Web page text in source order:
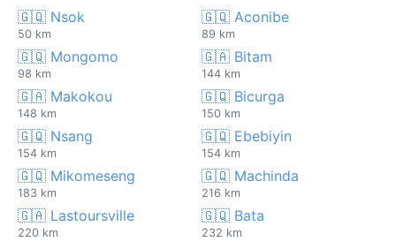
🇬🇶 Nsok
50 km
🇬🇶 Aconibe
89 km
🇬🇶 Mongomo
98 km
🇬🇦 Bitam
144 km
🇬🇦 Makokou
148 km
🇬🇶 Bicurga
150 km
🇬🇶 Nsang
154 km
🇬🇶 Ebebiyin
154 km
🇬🇶 Mikomeseng
183 km
🇬🇶 Machinda
216 km
🇬🇦 Lastoursville
220 km
🇬🇶 Bata
232 km